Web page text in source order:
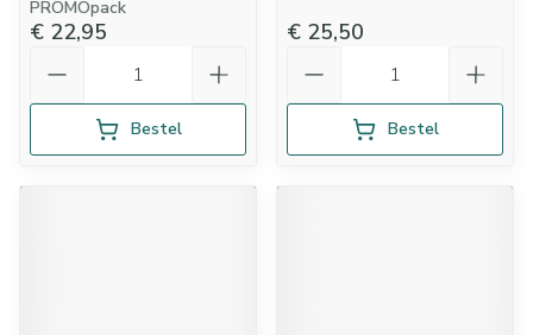
PROMOpack
€ 22,95
Bestel
€ 25,50
Bestel